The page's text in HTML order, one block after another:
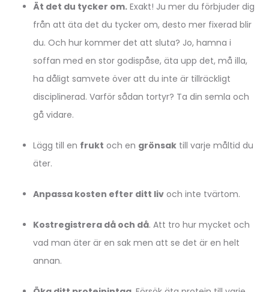
Ät det du tycker om. Exakt! Ju mer du förbjuder dig
från att äta det du tycker om, desto mer fixerad blir
du. Och hur kommer det att sluta? Jo, hamna i
soffan med en stor godispåse, äta upp det, må illa,
ha dåligt samvete över att du inte är tillräckligt
disciplinerad. Varför sådan tortyr? Ta din semla och
gå vidare.
Lägg till en frukt och en grönsak till varje måltid du
äter.
Anpassa kosten efter ditt liv och inte tvärtom.
Kostregistrera då och då. Att tro hur mycket och
vad man äter är en sak men att se det är en helt
annan.